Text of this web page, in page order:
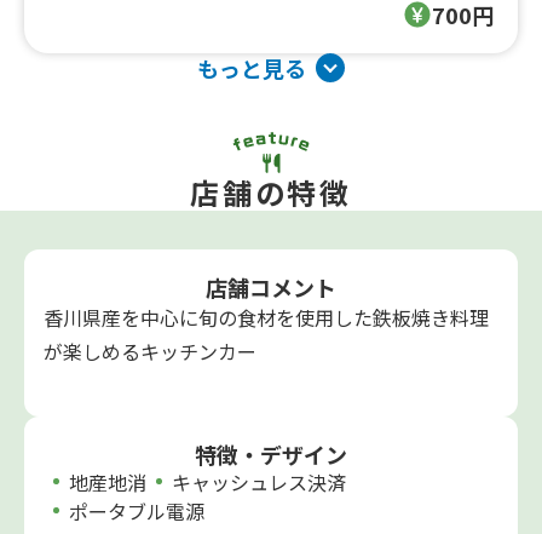
700円
もっと見る
店舗の特徴
店舗コメント
香川県産を中心に旬の食材を使用した鉄板焼き料理
が楽しめるキッチンカー
特徴・デザイン
地産地消
キャッシュレス決済
ポータブル電源